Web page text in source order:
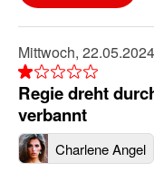
Mittwoch, 22.05.2024
Regie dreht
verbannt
Charlene Angel